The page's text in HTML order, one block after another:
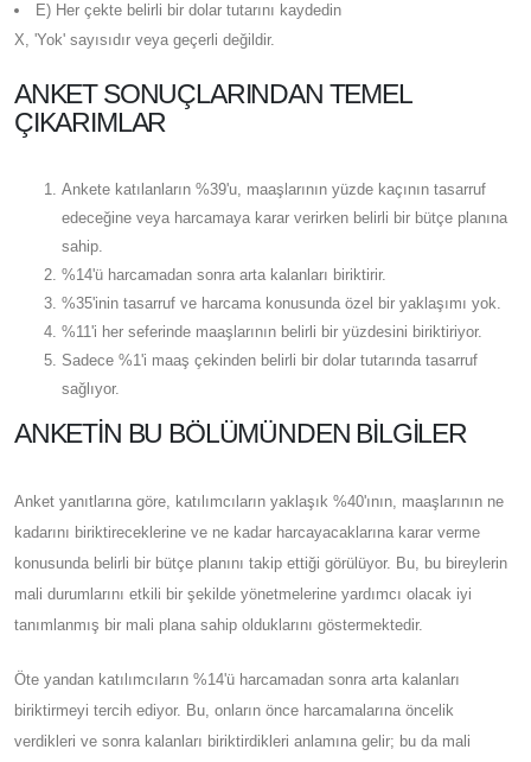
E) Her çekte belirli bir dolar tutarını kaydedin
X, 'Yok' sayısıdır veya geçerli değildir.
ANKET SONUÇLARINDAN TEMEL
ÇIKARIMLAR
Ankete katılanların %39'u, maaşlarının yüzde kaçının tasarruf
edeceğine veya harcamaya karar verirken belirli bir bütçe planına
sahip.
%14'ü harcamadan sonra arta kalanları biriktirir.
%35'inin tasarruf ve harcama konusunda özel bir yaklaşımı yok.
%11'i her seferinde maaşlarının belirli bir yüzdesini biriktiriyor.
Sadece %1'i maaş çekinden belirli bir dolar tutarında tasarruf
sağlıyor.
ANKETIN BU BÖLÜMÜNDEN BILGILER
Anket yanıtlarına göre, katılımcıların yaklaşık %40'ının, maaşlarının ne
kadarını biriktireceklerine ve ne kadar harcayacaklarına karar verme
konusunda belirli bir bütçe planını takip ettiği görülüyor. Bu, bu bireylerin
mali durumlarını etkili bir şekilde yönetmelerine yardımcı olacak iyi
tanımlanmış bir mali plana sahip olduklarını göstermektedir.
Öte yandan katılımcıların %14'ü harcamadan sonra arta kalanları
biriktirmeyi tercih ediyor. Bu, onların önce harcamalarına öncelik
verdikleri ve sonra kalanları biriktirdikleri anlamına gelir; bu da mali